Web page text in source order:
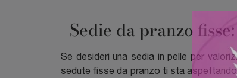
Sedie da pranzo
Se desideri una sedia in pelle per
sedute fisse da pranzo ti sta